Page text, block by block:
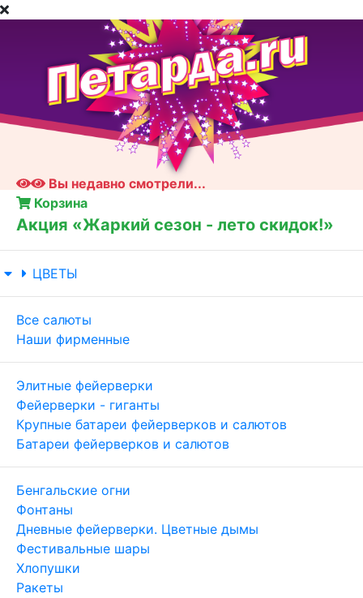
Вы недавно смотрели...
Корзина
Акция «Жаркий сезон - лето скидок!»
ЦВЕТЫ
Все салюты
Наши фирменные
Элитные фейерверки
Фейерверки - гиганты
Крупные батареи фейерверков и салютов
Батареи фейерверков и салютов
Бенгальские огни
Фонтаны
Дневные фейерверки. Цветные дымы
Фестивальные шары
Хлопушки
Ракеты